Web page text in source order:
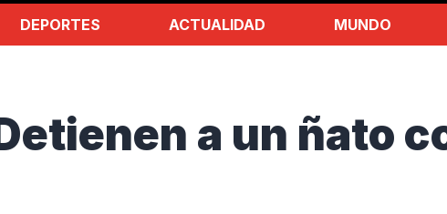
DEPORTES ACTUALIDAD MUNDO
a un ñato